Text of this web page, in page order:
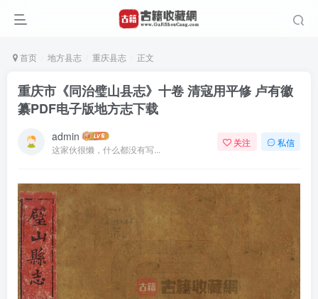
首页 地方县志 重庆县志 正文
重庆市《同治璧山县志》十卷 清寇用平修 卢有徽
纂PDF电子版地方志下载
admin
这家伙很懒，什么都没有写...
关注 私信